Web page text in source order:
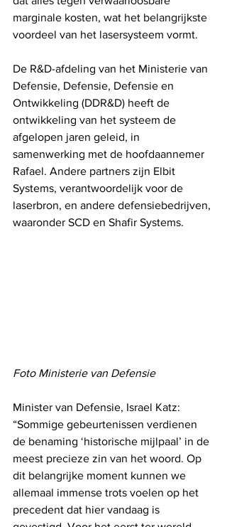
marginale kosten, wat het belangrijkste
voordeel van het lasersysteem vormt.
De R&D-afdeling van het Ministerie van
Defensie, Defensie, Defensie en
Ontwikkeling (DDR&D) heeft de
ontwikkeling van het systeem de
afgelopen jaren geleid, in
samenwerking met de hoofdaannemer
Rafael. Andere partners zijn Elbit
Systems, verantwoordelijk voor de
laserbron, en andere defensiebedrijven,
waaronder SCD en Shafir Systems.
Foto Ministerie van Defensie
Minister van Defensie, Israel Katz:
“Sommige gebeurtenissen verdienen
de benaming ‘historische mijlpaal’ in de
meest precieze zin van het woord. Op
dit belangrijke moment kunnen we
allemaal immense trots voelen op het
precedent dat hier vandaag is